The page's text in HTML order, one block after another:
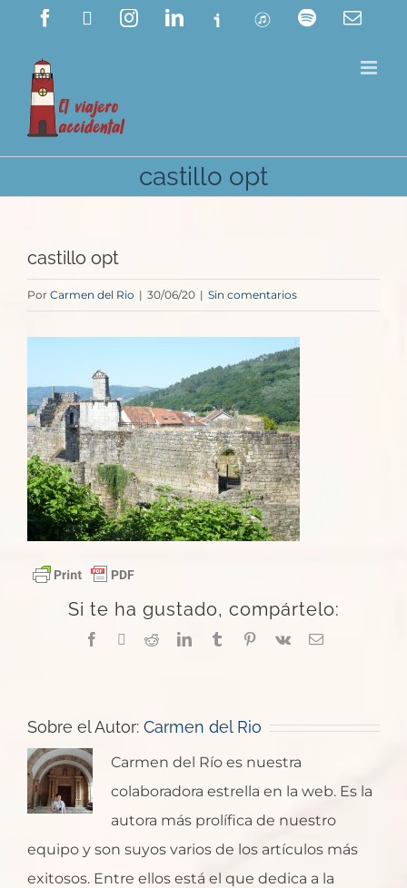
contenido
Facebook InstagramLinkedIn
Ivoox ITunes Spotify
castillo opt
castillo opt
Por Carmen del Rio | 30/06/20 | Sin comentarios
Si te ha gustado, compártelo:
Facebook RedditLinkedInTumblrPinterest
Vk
Correo
Sobre el Autor: Carmen del Rio
Carmen del Río es nuestra
colaboradora estrella en la web. Es la
autora más prolífica de nuestro
equipo y son suyos varios de los artículos más
exitosos. Entre ellos está el que dedica a la